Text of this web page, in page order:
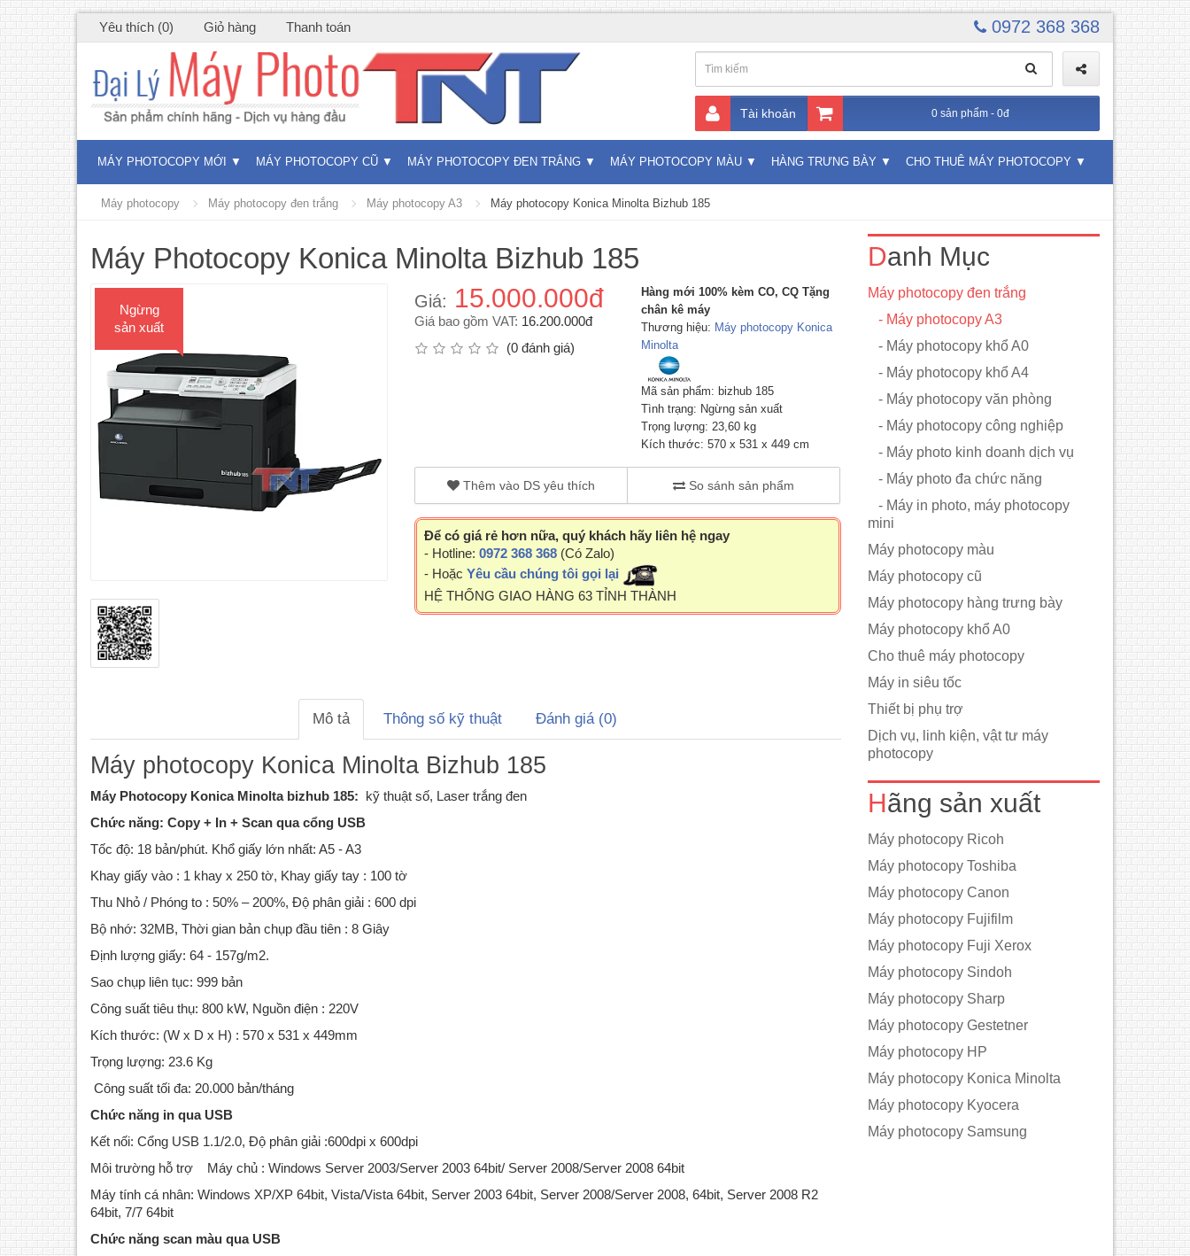
Yêu thích (0) Giỏ hàng Thanh toán 0972 368 368
Tài khoản 0 sản phẩm - 0đ
MÁY PHOTOCOPY MỚI MÁY PHOTOCOPY CŨ MÁY PHOTOCOPY ĐEN TRẮNG MÁY PHOTOCOPY MÀU HÀNG TRƯNG BÀY CHO THUÊ MÁY PHOTOCOPY
Máy photocopy Máy photocopy đen trắng Máy photocopy A3 Máy photocopy Konica Minolta Bizhub 185
Máy Photocopy Konica Minolta Bizhub 185
Ngừng
sản xuất
Giá: 15.000.000đ
Giá bao gồm VAT: 16.200.000đ
(0 đánh giá)
Hàng mới 100% kèm CO, CQ Tặng
chân kê máy
Thương hiệu: Máy photocopy Konica
Minolta
Mã sản phẩm: bizhub 185
Tình trạng: Ngừng sản xuất
Trọng lượng: 23,60 kg
Kích thước: 570 x 531 x 449 cm
Thêm vào DS yêu thích So sánh sản phẩm
Để có giá rẻ hơn nữa, quý khách hãy liên hệ ngay
- Hotline: 0972 368 368(Có Zalo)
- Hoặc Yêu cầu chúng tôi gọi lại
HỆ THỐNG GIAO HÀNG 63 TỈNH THÀNH
Mô tả Thông số kỹ thuật Đánh giá (0)
Máy photocopy Konica Minolta Bizhub 185
Máy Photocopy Konica Minolta bizhub 185: kỹ thuật số, Laser trắng đen
Chức năng: Copy + In + Scan qua cổng USB
Tốc độ: 18 bản/phút. Khổ giấy lớn nhất: A5 - A3
Khay giấy vào : 1 khay x 250 tờ, Khay giấy tay : 100 tờ
Thu Nhỏ / Phóng to : 50% – 200%, Độ phân giải : 600 dpi
Bộ nhớ: 32MB, Thời gian bản chụp đầu tiên : 8 Giây
Định lượng giấy: 64 - 157g/m2.
Sao chụp liên tục: 999 bản
Công suất tiêu thụ: 800 kW, Nguồn điện : 220V
Kích thước: (W x D x H) : 570 x 531 x 449mm
Trọng lượng: 23.6 Kg
Công suất tối đa: 20.000 bản/tháng
Chức năng in qua USB
Kết nối: Cổng USB 1.1/2.0, Độ phân giải :600dpi x 600dpi
Môi trường hỗ trợ Máy chủ : Windows Server 2003/Server 2003 64bit/ Server 2008/Server 2008 64bit
Máy tính cá nhân: Windows XP/XP 64bit, Vista/Vista 64bit, Server 2003 64bit, Server 2008/Server 2008, 64bit, Server 2008 R2
64bit, 7/7 64bit
Chức năng scan màu qua USB
Danh Mục
Máy photocopy đen trắng
- Máy photocopy A3
- Máy photocopy khổ A0
- Máy photocopy khổ A4
- Máy photocopy văn phòng
- Máy photocopy công nghiệp
- Máy photo kinh doanh dịch vụ
- Máy photo đa chức năng
- Máy in photo, máy photocopy
mini
Máy photocopy màu
Máy photocopy cũ
Máy photocopy hàng trưng bày
Máy photocopy khổ A0
Cho thuê máy photocopy
Máy in siêu tốc
Thiết bị phụ trợ
Dịch vụ, linh kiện, vật tư máy
photocopy
Hãng sản xuất
Máy photocopy Ricoh
Máy photocopy Toshiba
Máy photocopy Canon
Máy photocopy Fujifilm
Máy photocopy Fuji Xerox
Máy photocopy Sindoh
Máy photocopy Sharp
Máy photocopy Gestetner
Máy photocopy HP
Máy photocopy Konica Minolta
Máy photocopy Kyocera
Máy photocopy Samsung